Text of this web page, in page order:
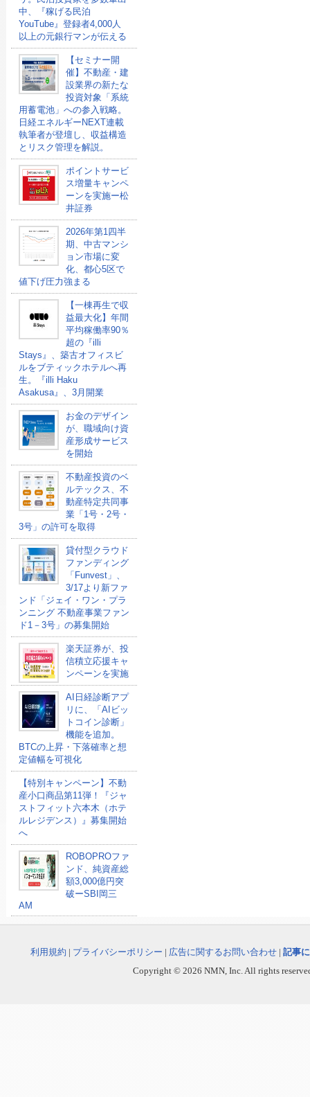
中、『稼げる民泊
YouTube』登録者4,000人
以上の元銀行マンが伝える
【セミナー開
催】不動産・建
設業界の新たな
投資対象「系統
用蓄電池」への参入戦略。
日経エネルギーNEXT連載
執筆者が登壇し、収益構造
とリスク管理を解説。
ポイントサービ
ス増量キャンペ
ーンを実施ー松
井証券
2026年第1四半
期、中古マンシ
ョン市場に変
化、都心5区で
値下げ圧力強まる
【一棟再生で収
益最大化】年間
平均稼働率90％
超の『illi
Stays』、築古オフィスビ
ルをブティックホテルへ再
生。『illi Haku
Asakusa』、3月開業
お金のデザイン
が、職域向け資
産形成サービス
を開始
不動産投資のベ
ルテックス、不
動産特定共同事
業「1号・2号・
3号」の許可を取得
貸付型クラウド
ファンディング
「Funvest」、
3/17より新ファ
ンド「ジェイ・ワン・プラ
ンニング 不動産事業ファン
ド1－3号」の募集開始
楽天証券が、投
信積立応援キャ
ンペーンを実施
AI日経診断アプ
リに、「AIビッ
トコイン診断」
機能を追加。
BTCの上昇・下落確率と想
定値幅を可視化
【特別キャンペーン】不動
産小口商品第11弾！『ジャ
ストフィット六本木（ホテ
ルレジデンス）』募集開始
へ
ROBOPROファ
ンド、純資産総
額3,000億円突
破ーSBI岡三
AM
利用規約 | プライバシーポリシー | 広告に関するお問い合わせ | 記事
Copyright © 2026 NMN, Inc. All rights